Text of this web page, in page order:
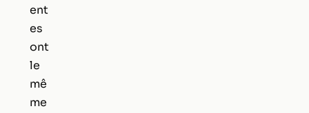
ent
es
ont
le
mê
me